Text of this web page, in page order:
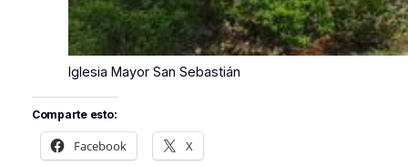
Iglesia Mayor San Sebastián
Comparte esto:
Facebook X